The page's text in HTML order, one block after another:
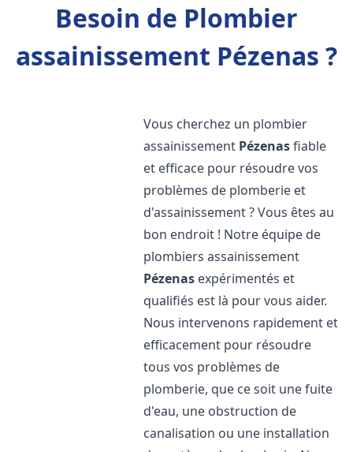
Besoin de Plombier
assainissement Pézenas ?
Vous cherchez un plombier
assainissement Pézenasfiable
et efficace pour résoudre vos
problèmes de plomberie et
d'assainissement ? Vous êtes au
bon endroit ! Notre équipe de
plombiers assainissement
Pézenas expérimentés et
qualifiés est là pour vous aider.
Nous intervenons rapidement et
efficacement pour résoudre
tous vos problèmes de
plomberie, que ce soit une fuite
d'eau, une obstruction de
canalisation ou une installation